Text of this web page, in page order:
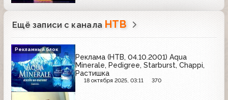
Ещё записи с канала НТВ
Реклама (НТВ, 04.10.2001) Aqua
Minerale, Pedigree, Starburst, Chappi,
Растишка
18 октября 2025, 03:11 370
Рекламный блок